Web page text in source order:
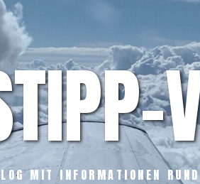
MIT INFORMATIONEN